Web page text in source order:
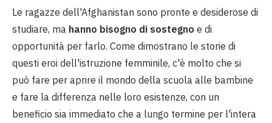
Le ragazze dell'Afghanistan sono pronte e desiderose di
studiare, ma hanno bisogno di sostegno e di
opportunità per farlo. Come dimostrano le storie di
questi eroi dell'istruzione femminile, c'è molto che si
può fare per aprire il mondo della scuola alle bambine
e fare la differenza nelle loro esistenze, con un
beneficio sia immediato che a lungo termine per l'intera